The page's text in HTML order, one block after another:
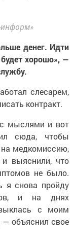
информ»
денег. Идти
хорошо», —
слесарем,
контракт.
мыслями и вот
сюда, чтобы
на медкомиссию,
выяснили, что
не было.
я снова пройду
и на днях
с моим
объяснил свое